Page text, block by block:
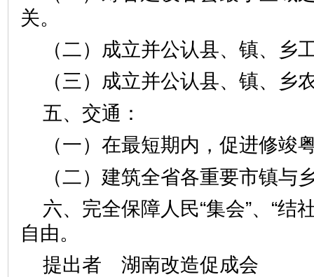
关。
（二）成立并公认县、镇、乡
（三）成立并公认县、镇、乡
五、交通：
（一）在最短期内，促进修竣
（二）建筑全省各重要市镇与
六、完全保障人民“集会”、“结
自由。
提出者 湖南改造促成会